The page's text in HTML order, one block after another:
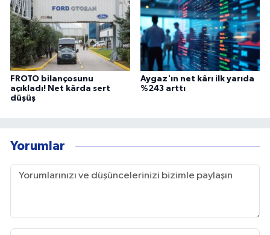
FROTO bilançosunu
açıkladı! Net kârda sert
düşüş
Aygaz'ın net kârı ilk yarıda
%243 arttı
Yorumlar